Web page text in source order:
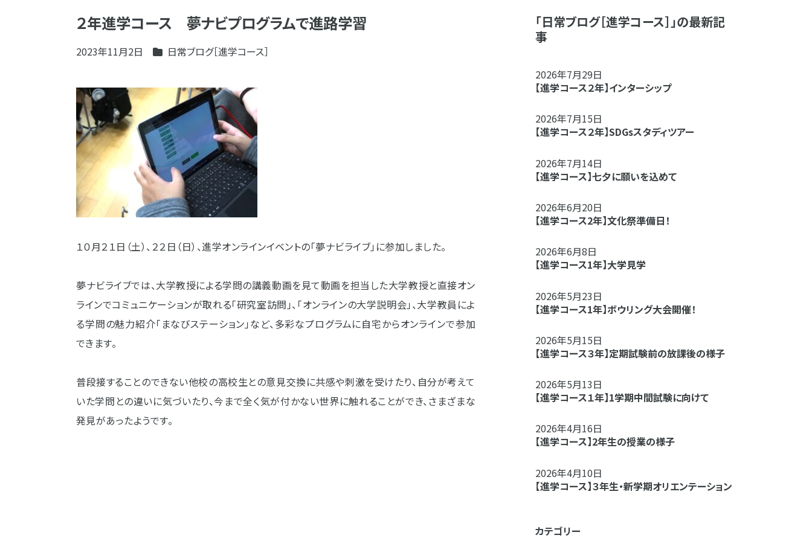
２年進学コース 夢ナビプログラムで進路学習
2023年11月2日 日常ブログ［進学コース］
１０月２１日（土）、２２日（日）、進学オンラインイベントの「夢ナビライブ」に参加しました。
夢ナビライブでは、大学教授による学問の講義動画を見て動画を担当した大学教授と直接オン
ラインでコミュニケーションが取れる「研究室訪問」、「オンラインの大学説明会」、大学教員によ
る学問の魅力紹介「まなびステーション」など、多彩なプログラムに自宅からオンラインで参加
できます。
普段接することのできない他校の高校生との意見交換に共感や刺激を受けたり、自分が考えて
いた学問との違いに気づいたり、今まで全く気が付かない世界に触れることができ、さまざまな
発見があったようです。
「日常ブログ［進学コース］」の最新記
事
2026年7月29日
【進学コース２年】インターシップ
2026年7月15日
【進学コース２年】SDGsスタディツアー
2026年7月14日
【進学コース】七夕に願いを込めて
2026年6月20日
【進学コース2年】文化祭準備日！
2026年6月8日
【進学コース1年】大学見学
2026年5月23日
【進学コース1年】ボウリング大会開催！
2026年5月15日
【進学コース３年】定期試験前の放課後の様子
2026年5月13日
【進学コース１年】1学期中間試験に向けて
2026年4月16日
【進学コース】2年生の授業の様子
2026年4月10日
【進学コース】３年生・新学期オリエンテーション
カテゴリー